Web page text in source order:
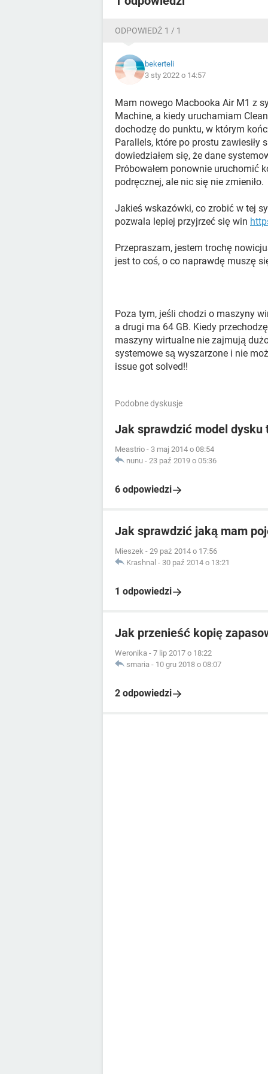
ODPOWIEDŹ 1 / 1
bekerteli
3 sty 2022 o 14:57
Mam nowego Macbooka Air M1 z
Machine, a kiedy uruchamiam
dochodzę do punktu, w którym
Parallels, które po prostu zawiesiły
dowiedziałem się, że dane
Próbowałem ponownie uruchomić
podręcznej, ale nic się nie zmieniło.
Jakieś wskazówki, co zrobić w tej
pozwala lepiej przyjrzeć się win
Przepraszam, jestem trochę
jest to coś, o co naprawdę muszę
Poza tym, jeśli chodzi o maszyny
a drugi ma 64 GB. Kiedy
maszyny wirtualne nie zajmują
systemowe są wyszarzone i nie
issue got solved!!
Podobne dyskusje
Jak sprawdzić model dysku
Meastrio - 3 maj 2014 o 08:54
nunu - 23 paź 2019 o 05:36
6 odpowiedzi
Jak sprawdzić jaką mam
Mieszek - 29 paź 2014 o 17:56
Krashnal - 30 paź 2014 o 13:21
1 odpowiedzi
Jak przenieść kopię
Weronika - 7 lip 2017 o 18:22
smaria - 10 gru 2018 o 08:07
2 odpowiedzi